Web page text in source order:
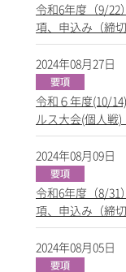
令和6年度（9/
項、申込み（締
2024年08月27日
令和６年度(10/
ルス大会(個人
2024年08月09日
令和6年度（8/
項、申込み（締
2024年08月05日